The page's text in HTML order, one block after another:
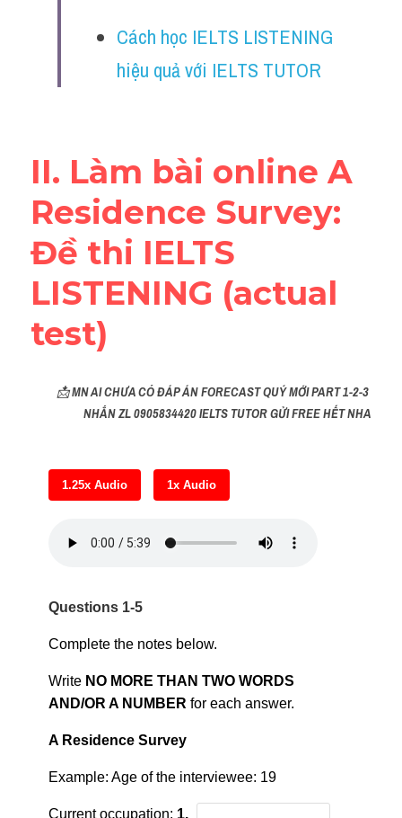
Đề thi thật IELTS
Vocabulary
Education
Business
Cách học IELTS LISTENING
hiệu quả với IELTS TUTOR
II. Làm bài online A
Residence Survey:
Đề thi IELTS
LISTENING (actual
test)
📩 MN AI CHƯA CÓ ĐÁP ÁN FORECAST QUÝ MỚI PART 1-2-3
NHẮN ZL 0905834420 IELTS TUTOR GỬI FREE HẾT NHA